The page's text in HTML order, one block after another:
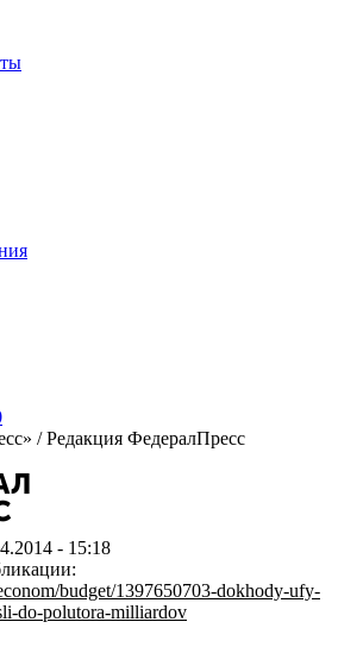
/Редакция ФедералПресс
- 15:18
budget/1397650703-dokhody-ufy-
do-polutora-milliardov